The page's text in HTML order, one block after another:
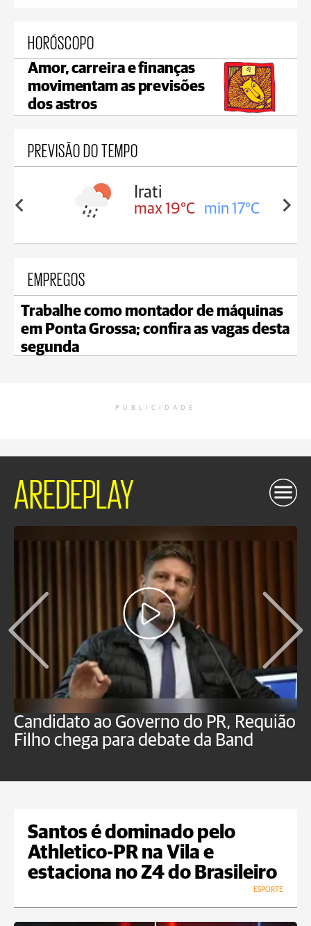
HORÓSCOPO
Amor, carreira e finanças
movimentam as previsões
dos astros
PREVISÃO DO TEMPO
17°C
Irati
max 19°C min 17°C
EMPREGOS
Trabalhe como montador de máquinas
em Ponta Grossa; confira as vagas desta
segunda
PUBLICIDADE
AREDEPLAY
Candidato ao Governo do PR, Requião
Filho chega para debate da Band
Santos é dominado pelo
Athletico-PR na Vila e
estaciona no Z4 do Brasileiro
ESPORTE